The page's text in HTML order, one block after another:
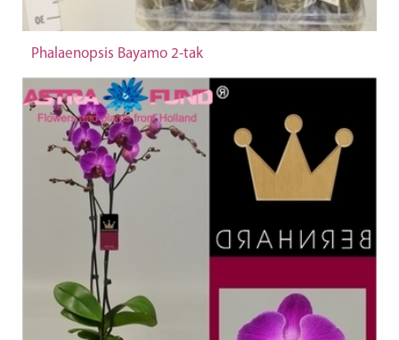
Phalaenopsis Bayamo 2-tak